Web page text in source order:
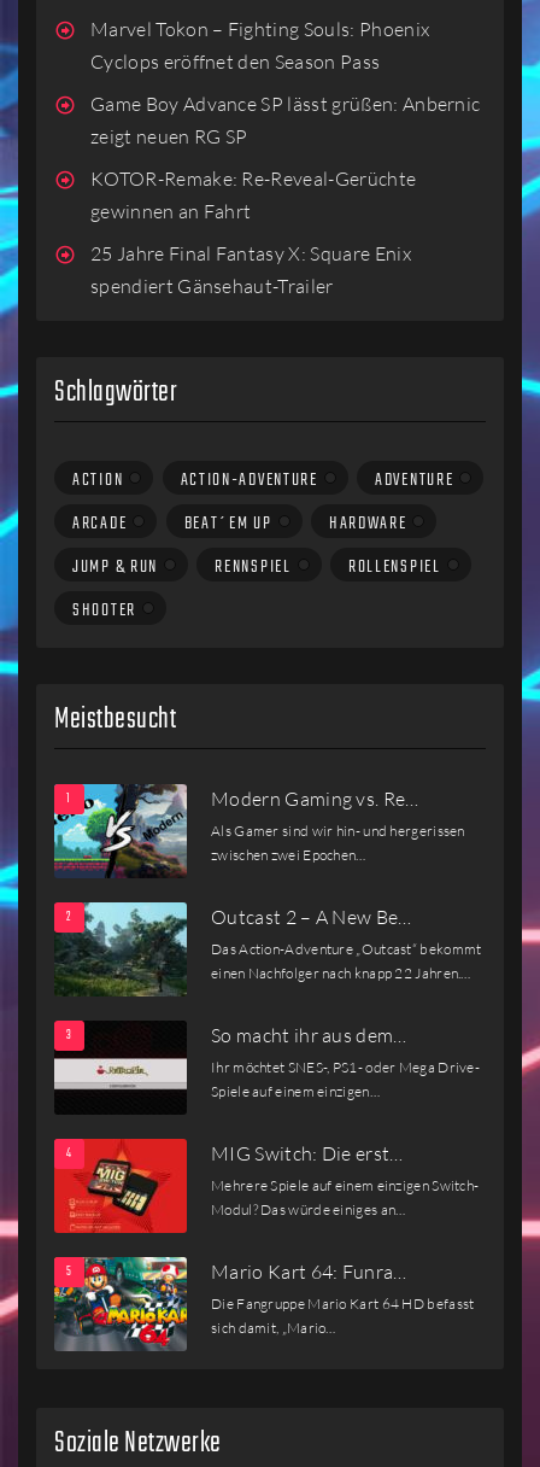
Marvel Tokon – Fighting Souls: Phoenix
Cyclops eröffnet den Season Pass
Game Boy Advance SP lässt grüßen: Anbernic
zeigt neuen RG SP
KOTOR-Remake: Re-Reveal-Gerüchte
gewinnen an Fahrt
25 Jahre Final Fantasy X: Square Enix
spendiert Gänsehaut-Trailer
Schlagwörter
ACTION ACTION-ADVENTURE
ADVENTURE
ARCADE
BEAT´EM UP
HARDWARE
JUMP & RUN
RENNSPIEL
ROLLENSPIEL
SHOOTER
Meistbesucht
Modern Gaming vs. Re…
Als Gamer sind wir hin- und hergerissen
zwischen zwei Epochen…
Outcast 2 – A New Be…
Das Action-Adventure „Outcast“ bekommt
einen Nachfolger nach knapp 22 Jahren.…
So macht ihr aus dem…
Ihr möchtet SNES-, PS1- oder Mega Drive-
Spiele auf einem einzigen…
MIG Switch: Die erst…
Mehrere Spiele auf einem einzigen Switch-
Modul? Das würde einiges an…
Mario Kart 64: Funra…
Die Fangruppe Mario Kart 64 HD befasst
sich damit, „Mario…
Soziale Netzwerke